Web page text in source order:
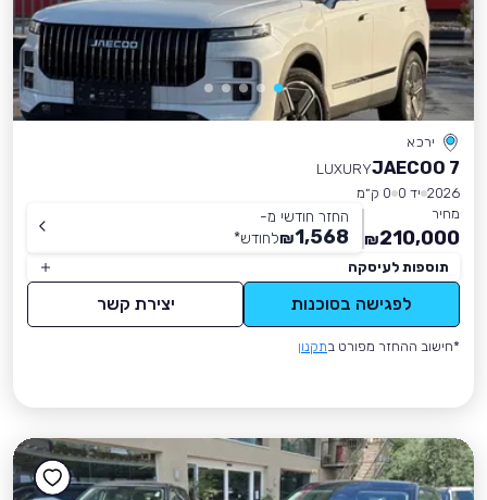
ירכא
JAECOO 7
LUXURY
2026 יד 0
0 ק״מ
מחיר
210,000
₪
החזר חודשי מ-
1,568
₪לחודש*
תוספות לעיסקה
לפגישה בסוכנות יצירת קשר
*חישוב ההחזר מפורט בתקנון